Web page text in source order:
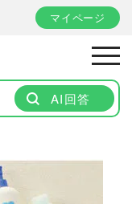
マイページ
AI回答